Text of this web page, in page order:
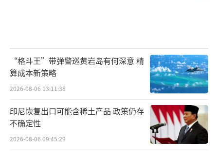
“格斗王”带弹警巡黄岩岛有何深意 精
算成本新策略
2026-08-06 13:11:38
印尼恢复出口可能含稀土产品 政策仍存
不确定性
2026-08-06 09:45:29